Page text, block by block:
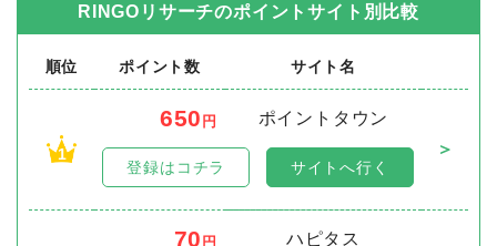
RINGOリサーチのポイントサイト別比較
順位 ポイント数 サイト名
1
650 円
ポイントタウン
＞
登録はコチラ サイトへ行く
70 円
ハピタス